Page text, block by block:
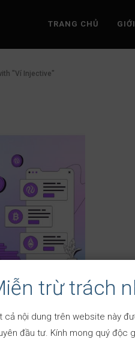
TRANG CHỦ
"Ví Injective"
09/2023
trừ trách
cả nội dung trên website này
đầu tư. Kính mong quý độc